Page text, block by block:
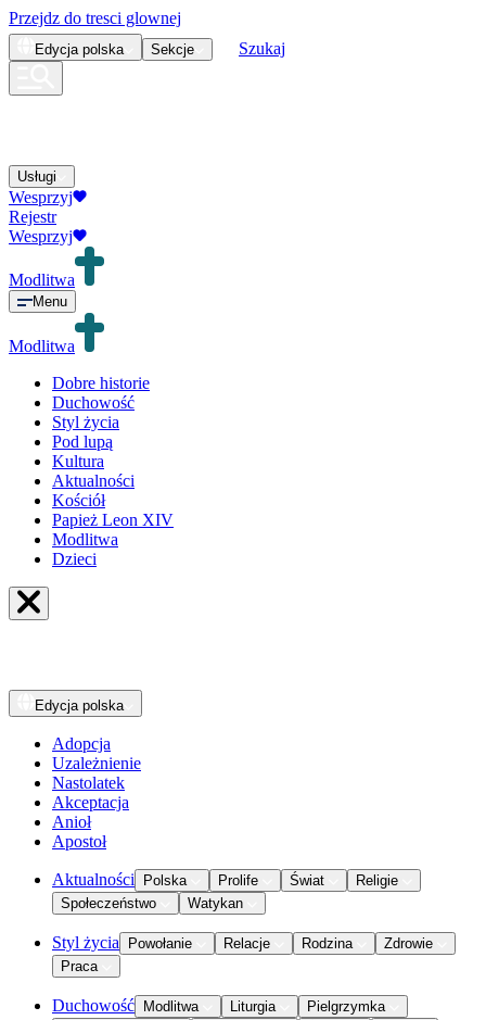
Przejdz do tresci glownej
Edycja polska Sekcje Szukaj
Usługi
Wesprzyj
Rejestr
Wesprzyj
Modlitwa
Menu
Modlitwa
Dobre historie
Duchowość
Styl życia
Pod lupą
Kultura
Aktualności
Kościół
Papież Leon XIV
Modlitwa
Dzieci
Edycja polska
Adopcja
Uzależnienie
Nastolatek
Akceptacja
Anioł
Apostoł
Aktualności Polska Prolife Świat
Religie
Społeczeństwo
Watykan
Styl życia Powołanie Relacje Rodzina
Zdrowie
Praca
Duchowość Modlitwa Liturgia
Pielgrzymka